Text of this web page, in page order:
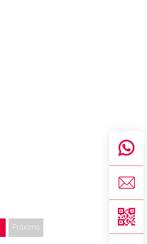
Próximo